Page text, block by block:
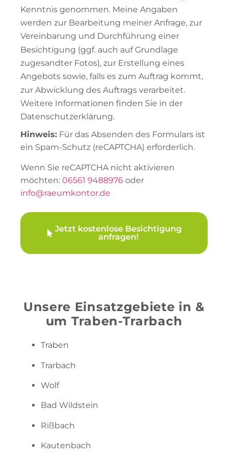
Kenntnis genommen. Meine Angaben
werden zur Bearbeitung meiner Anfrage, zur
Vereinbarung und Durchführung einer
Besichtigung (ggf. auch auf Grundlage
zugesandter Fotos), zur Erstellung eines
Angebots sowie, falls es zum Auftrag kommt,
zur Abwicklung des Auftrags verarbeitet.
Weitere Informationen finden Sie in der
Datenschutzerklärung.
Hinweis: Für das Absenden des Formulars ist
ein Spam-Schutz (reCAPTCHA) erforderlich.
Wenn Sie reCAPTCHA nicht aktivieren
möchten: 06561 9488976 oder
info@raeumkontor.de
Jetzt kostenlose Besichtigung
anfragen!
Unsere Einsatzgebiete in &
um Traben-Trarbach
Traben
Trarbach
Wolf
Bad Wildstein
Rißbach
Kautenbach